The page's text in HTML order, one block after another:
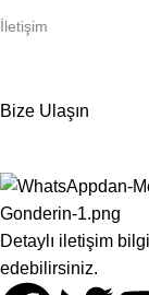
İletişim
Bize Ulaşın
Detaylı iletişim
edebilirsiniz.